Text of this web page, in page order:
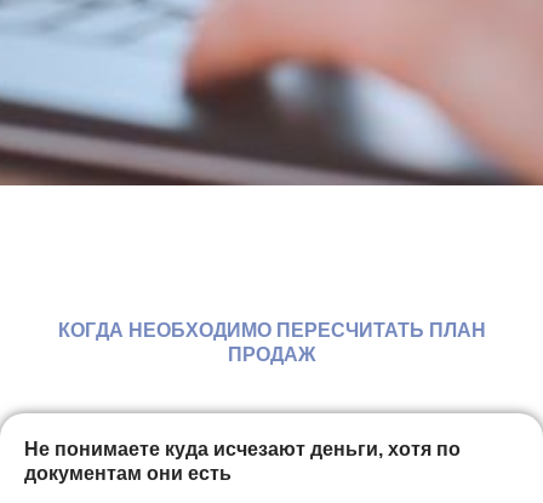
КОГДА НЕОБХОДИМО ПЕРЕСЧИТАТЬ ПЛАН
ПРОДАЖ
Не понимаете куда исчезают деньги, хотя по
документам они есть